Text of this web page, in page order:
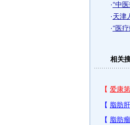
·“中
·天津
·“医
相关